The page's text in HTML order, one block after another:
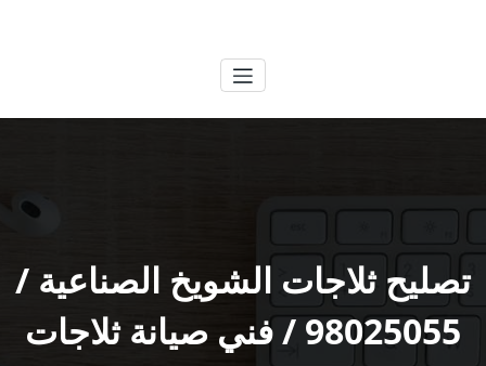
تصليح ثلاجات الشويخ الصناعية /
98025055 / فني صيانة ثلاجات